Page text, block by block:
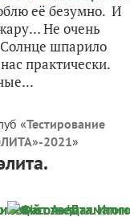
её безумно. И
Не очень
шпарило
практически.
«Тестирование
2021»